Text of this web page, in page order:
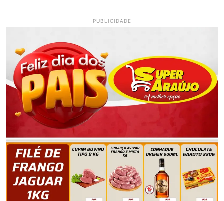
PUBLICIDADE